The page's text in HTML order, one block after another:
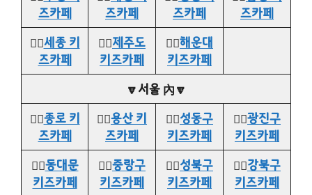
즈카페
즈카페
즈카페
즈카페
👉🏻세종 키
즈카페
👉🏻제주도
키즈카페
👉🏻해운대
키즈카페
🔽서울 內🔽
👉🏻종로 키
즈카페
👉🏻용산 키
즈카페
👉🏻성동구
키즈카페
👉🏻광진구
키즈카페
👉🏻동대문
키즈카페
👉🏻중랑구
키즈카페
👉🏻성북구
키즈카페
👉🏻강북구
키즈카페